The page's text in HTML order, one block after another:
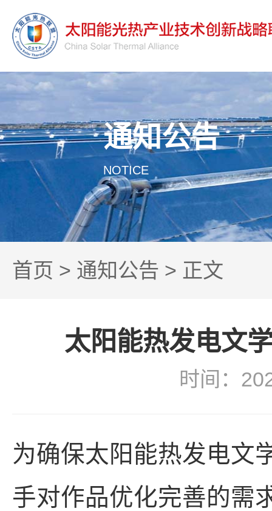
通知公告
NOTICE
首页 > 通知公告 > 正文
太阳能热发电文
时间：
为确保太阳能热发电文
手对作品优化完善的需